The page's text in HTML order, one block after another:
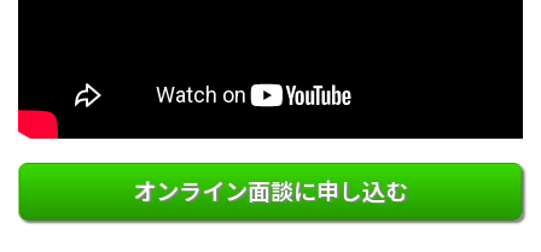
オンライン面談に申し込む